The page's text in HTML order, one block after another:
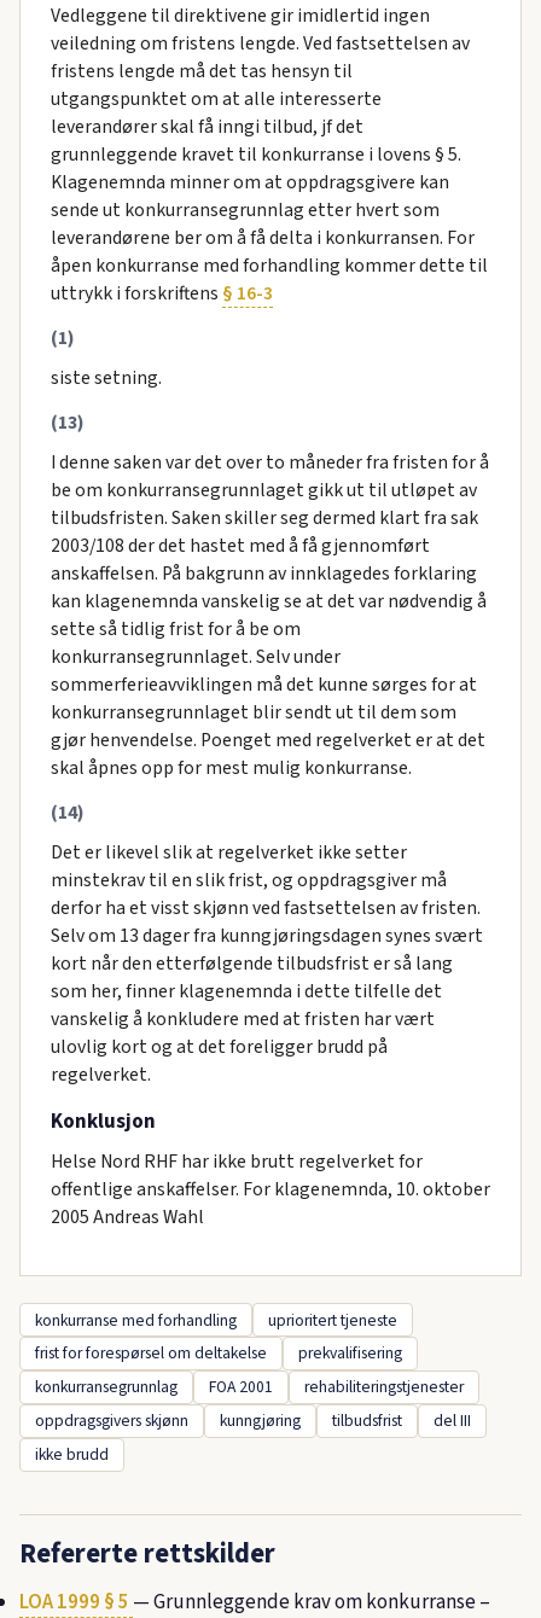
Vedleggene til direktivene gir imidlertid ingen
veiledning om fristens lengde. Ved fastsettelsen av
fristens lengde må det tas hensyn til
utgangspunktet om at alle interesserte
leverandører skal få inngi tilbud, jf det
grunnleggende kravet til konkurranse i lovens § 5.
Klagenemnda minner om at oppdragsgivere kan
sende ut konkurransegrunnlag etter hvert som
leverandørene ber om å få delta i konkurransen. For
åpen konkurranse med forhandling kommer dette til
uttrykk i forskriftens § 16-3
(1)
siste setning.
(13)
I denne saken var det over to måneder fra fristen for å
be om konkurransegrunnlaget gikk ut til utløpet av
tilbudsfristen. Saken skiller seg dermed klart fra sak
2003/108 der det hastet med å få gjennomført
anskaffelsen. På bakgrunn av innklagedes forklaring
kan klagenemnda vanskelig se at det var nødvendig å
sette så tidlig frist for å be om
konkurransegrunnlaget. Selv under
sommerferieavviklingen må det kunne sørges for at
konkurransegrunnlaget blir sendt ut til dem som
gjør henvendelse. Poenget med regelverket er at det
skal åpnes opp for mest mulig konkurranse.
(14)
Det er likevel slik at regelverket ikke setter
minstekrav til en slik frist, og oppdragsgiver må
derfor ha et visst skjønn ved fastsettelsen av fristen.
Selv om 13 dager fra kunngjøringsdagen synes svært
kort når den etterfølgende tilbudsfrist er så lang
som her, finner klagenemnda i dette tilfelle det
vanskelig å konkludere med at fristen har vært
ulovlig kort og at det foreligger brudd på
regelverket.
Konklusjon
Helse Nord RHF har ikke brutt regelverket for
offentlige anskaffelser. For klagenemnda, 10. oktober
2005 Andreas Wahl
konkurranse med forhandling
uprioritert tjeneste
frist for forespørsel om deltakelse
prekvalifisering
konkurransegrunnlag
FOA 2001
rehabiliteringstjenester
oppdragsgivers skjønn
kunngjøring tilbudsfrist
del III
ikke brudd
Refererte rettskilder
LOA 1999 § 5 — Grunnleggende krav om konkurranse –